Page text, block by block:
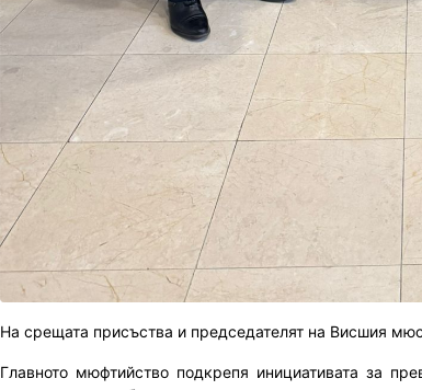
На срещата присъства и председателят на Висшия
Главното мюфтийство подкрепя инициативата за